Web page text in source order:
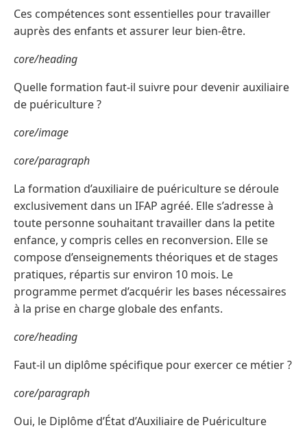
Ces compétences sont essentielles pour travailler
auprès des enfants et assurer leur bien-être.
core/heading
Quelle formation faut-il suivre pour devenir auxiliaire
de puériculture ?
core/image
core/paragraph
La formation d’auxiliaire de puériculture se déroule
exclusivement dans un IFAP agréé. Elle s’adresse à
toute personne souhaitant travailler dans la petite
enfance, y compris celles en reconversion. Elle se
compose d’enseignements théoriques et de stages
pratiques, répartis sur environ 10 mois. Le
programme permet d’acquérir les bases nécessaires
à la prise en charge globale des enfants.
core/heading
Faut-il un diplôme spécifique pour exercer ce métier ?
core/paragraph
Oui, le Diplôme d’État d’Auxiliaire de Puériculture